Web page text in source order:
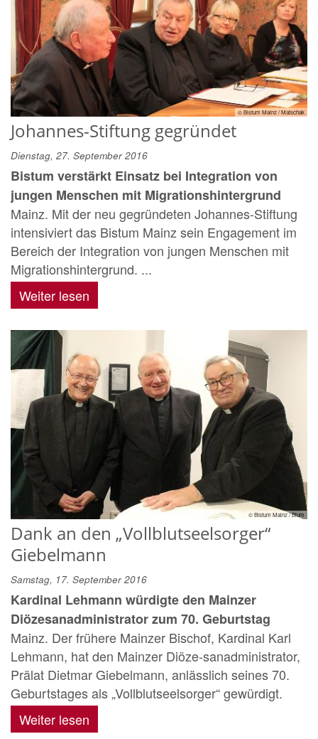
© Bistum Mainz / Matschak
Johannes-Stiftung gegründet
Dienstag, 27. September 2016
Bistum verstärkt Einsatz bei Integration von
jungen Menschen mit Migrationshintergrund
Mainz. Mit der neu gegründeten Johannes-Stiftung
intensiviert das Bistum Mainz sein Engagement im
Bereich der Integration von jungen Menschen mit
Migrationshintergrund. ...
Weiter lesen
© Bistum Mainz / Blum
Dank an den „Vollblutseelsorger“
Giebelmann
Samstag, 17. September 2016
Kardinal Lehmann würdigte den Mainzer
Diözesanadministrator zum 70. Geburtstag
Mainz. Der frühere Mainzer Bischof, Kardinal Karl
Lehmann, hat den Mainzer Diöze-sanadministrator,
Prälat Dietmar Giebelmann, anlässlich seines 70.
Geburtstages als „Vollblutseelsorger“ gewürdigt.
Weiter lesen